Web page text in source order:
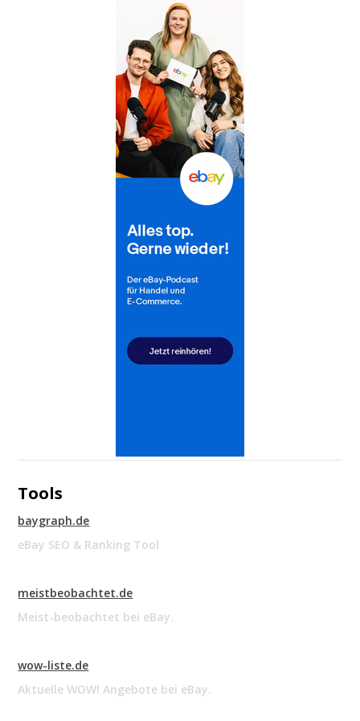
Tools
baygraph.de
eBay SEO & Ranking Tool
meistbeobachtet.de
Meist-beobachtet bei eBay.
wow-liste.de
Aktuelle WOW! Angebote bei eBay.